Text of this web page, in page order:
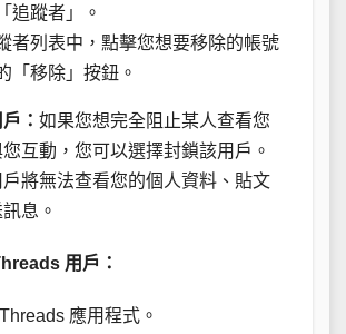
追蹤者」。
者列表中，點擊您想要移除的帳號
「移除」按鈕。
： 如果您想完全阻止某人查看您
互動，您可以選擇封鎖該用戶。
將無法查看您的個人資料、貼文
息。
用戶：
應用程式。